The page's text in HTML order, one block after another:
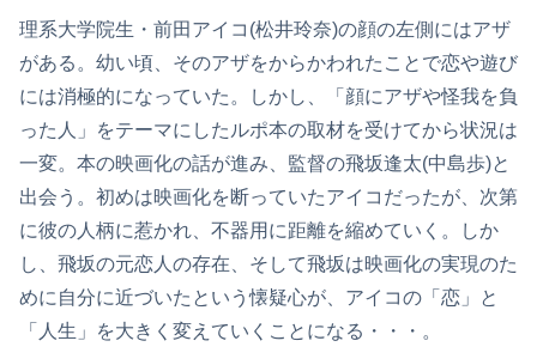
理系大学院生・前田アイコ(松井玲奈)の顔の左側にはアザ
がある。幼い頃、そのアザをからかわれたことで恋や遊び
には消極的になっていた。しかし、「顔にアザや怪我を負
った人」をテーマにしたルポ本の取材を受けてから状況は
一変。本の映画化の話が進み、監督の飛坂逢太(中島歩)と
出会う。初めは映画化を断っていたアイコだったが、次第
に彼の人柄に惹かれ、不器用に距離を縮めていく。しか
し、飛坂の元恋人の存在、そして飛坂は映画化の実現のた
めに自分に近づいたという懐疑心が、アイコの「恋」と
「人生」を大きく変えていくことになる・・・。